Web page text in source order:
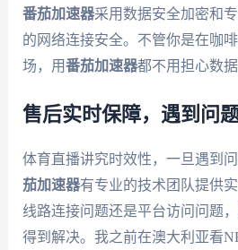
番茄加速器采用数据安全加密和
的网络连接安全。不管你是在咖
场，用番茄加速器都不用担心数
售后实时保障，遇到问
体育直播讲究时效性，一旦遇到问
茄加速器有专业的技术团队提供
线路连接问题还是平台访问问题
得到解决。我之前在澳大利亚看